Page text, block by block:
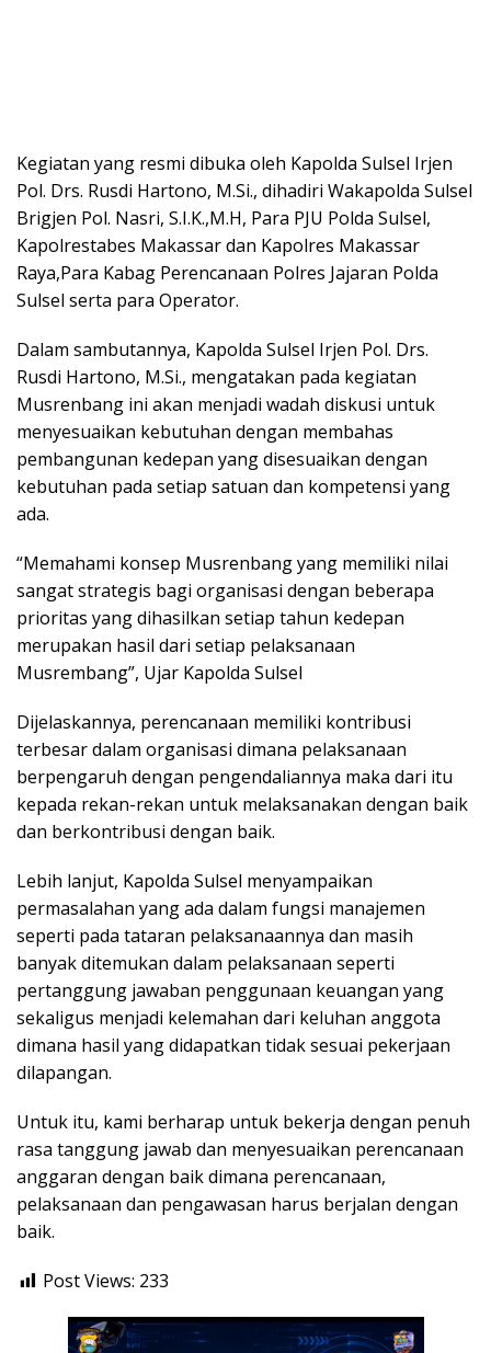
Kegiatan yang resmi dibuka oleh Kapolda Sulsel Irjen
Pol. Drs. Rusdi Hartono, M.Si., dihadiri Wakapolda Sulsel
Brigjen Pol. Nasri, S.I.K.,M.H, Para PJU Polda Sulsel,
Kapolrestabes Makassar dan Kapolres Makassar
Raya,Para Kabag Perencanaan Polres Jajaran Polda
Sulsel serta para Operator.
Dalam sambutannya, Kapolda Sulsel Irjen Pol. Drs.
Rusdi Hartono, M.Si., mengatakan pada kegiatan
Musrenbang ini akan menjadi wadah diskusi untuk
menyesuaikan kebutuhan dengan membahas
pembangunan kedepan yang disesuaikan dengan
kebutuhan pada setiap satuan dan kompetensi yang
ada.
“Memahami konsep Musrenbang yang memiliki nilai
sangat strategis bagi organisasi dengan beberapa
prioritas yang dihasilkan setiap tahun kedepan
merupakan hasil dari setiap pelaksanaan
Musrembang”, Ujar Kapolda Sulsel
Dijelaskannya, perencanaan memiliki kontribusi
terbesar dalam organisasi dimana pelaksanaan
berpengaruh dengan pengendaliannya maka dari itu
kepada rekan-rekan untuk melaksanakan dengan baik
dan berkontribusi dengan baik.
Lebih lanjut, Kapolda Sulsel menyampaikan
permasalahan yang ada dalam fungsi manajemen
seperti pada tataran pelaksanaannya dan masih
banyak ditemukan dalam pelaksanaan seperti
pertanggung jawaban penggunaan keuangan yang
sekaligus menjadi kelemahan dari keluhan anggota
dimana hasil yang didapatkan tidak sesuai pekerjaan
dilapangan.
Untuk itu, kami berharap untuk bekerja dengan penuh
rasa tanggung jawab dan menyesuaikan perencanaan
anggaran dengan baik dimana perencanaan,
pelaksanaan dan pengawasan harus berjalan dengan
baik.
Post Views: 233